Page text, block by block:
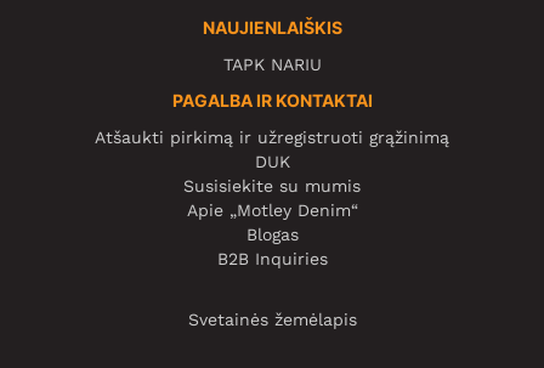
NAUJIENLAIŠKIS
TAPK NARIU
PAGALBA IR KONTAKTAI
Atšaukti pirkimą ir užregistruoti grąžinimą
DUK
Susisiekite su mumis
Apie „Motley Denim“
Blogas
B2B Inquiries
Svetainės žemėlapis